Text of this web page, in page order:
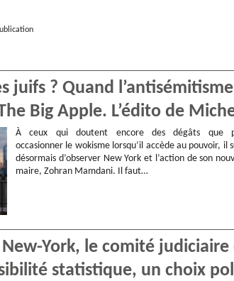
juifs ? Quand
Big Apple. L’édito de
À ceux qui doutent encore des dégâts que
occasionner le wokisme lorsqu’il accède au pouvoir, il
désormais d’observer New York et l’action de son
maire, Zohran Mamdani. Il faut…
York, le comité
statistique, un choix